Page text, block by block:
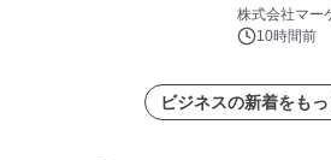
（0.995、
ートを発表
株式会社マー
10時間前
ビジネスの新着をも